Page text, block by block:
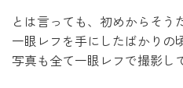
とは言っても、初めからそう
一眼レフを手にしたばかりの
写真も全て一眼レフで撮影し